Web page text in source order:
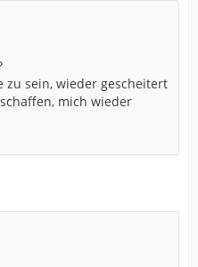
zu sein, wieder gescheitert
mich wieder